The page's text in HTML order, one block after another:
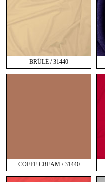
BRÜLÉ / 31440
COFFE CREAM / 31440